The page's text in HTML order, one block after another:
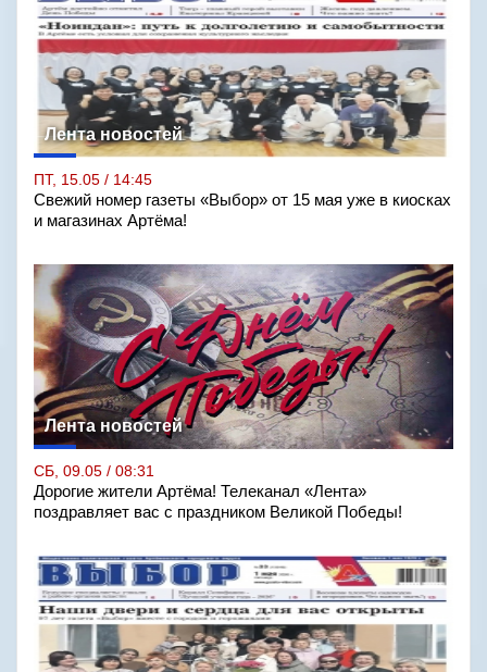
Лента новостей
ПТ, 15.05 / 14:45
Свежий номер газеты «Выбор» от 15 мая уже в киосках
и магазинах Артёма!
Лента новостей
СБ, 09.05 / 08:31
Дорогие жители Артёма! Телеканал «Лента»
поздравляет вас с праздником Великой Победы!